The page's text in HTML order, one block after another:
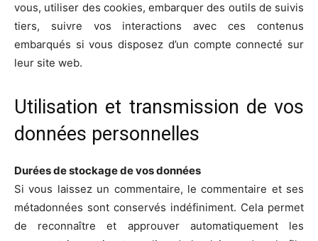
vous, utiliser des cookies, embarquer des outils de suivis
tiers, suivre vos interactions avec ces contenus
embarqués si vous disposez d’un compte connecté sur
leur site web.
Utilisation et transmission de vos
données personnelles
Durées de stockage de vos données
Si vous laissez un commentaire, le commentaire et ses
métadonnées sont conservés indéfiniment. Cela permet
de reconnaître et approuver automatiquement les